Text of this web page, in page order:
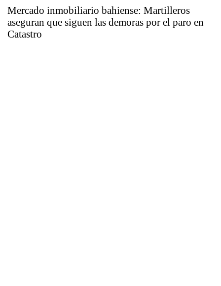
Mercado inmobiliario bahiense: Martilleros
aseguran que siguen las demoras por el paro en
Catastro